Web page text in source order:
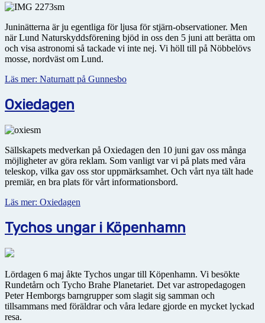
Juninätterna är ju egentliga för ljusa för stjärn-observationer. Men
när Lund Naturskyddsförening bjöd in oss den 5 juni att berätta om
och visa astronomi så tackade vi inte nej. Vi höll till på Nöbbelövs
mosse, nordväst om Lund.
Läs mer: Naturnatt på Gunnesbo
Oxiedagen
Sällskapets medverkan på Oxiedagen den 10 juni gav oss många
möjligheter av göra reklam. Som vanligt var vi på plats med våra
teleskop, vilka gav oss stor uppmärksamhet. Och vårt nya tält hade
premiär, en bra plats för vårt informationsbord.
Läs mer: Oxiedagen
Tychos ungar i Köpenhamn
Lördagen 6 maj åkte Tychos ungar till Köpenhamn. Vi besökte
Rundetårn och Tycho Brahe Planetariet. Det var astropedagogen
Peter Hemborgs barngrupper som slagit sig samman och
tillsammans med föräldrar och våra ledare gjorde en mycket lyckad
resa.